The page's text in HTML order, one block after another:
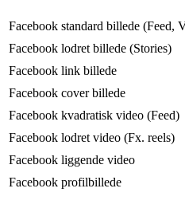
Facebook standard billede (Feed,
Facebook lodret billede (Stories)
Facebook link billede
Facebook cover billede
Facebook kvadratisk video (Feed)
Facebook lodret video (Fx. reels)
Facebook liggende video
Facebook profilbillede